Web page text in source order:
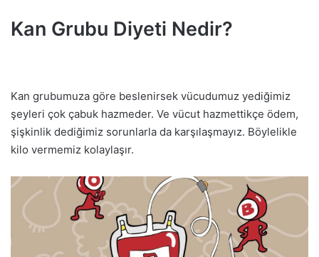
Kan Grubu Diyeti Nedir?
Kan grubumuza göre beslenirsek vücudumuz yediğimiz
şeyleri çok çabuk hazmeder. Ve vücut hazmettikçe ödem,
şişkinlik dediğimiz sorunlarla da karşılaşmayız. Böylelikle
kilo vermemiz kolaylaşır.